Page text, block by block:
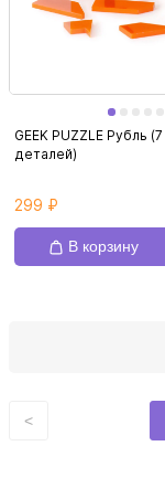
GEEK PUZZLE Рубль (7
деталей)
299 ₽
В корзину
<